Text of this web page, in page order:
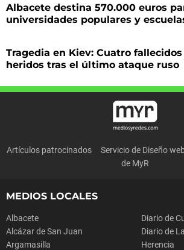
Albacete destina 570.000 euros
universidades populares y
Tragedia en Kiev: Cuatro
heridos tras el último ataque ruso
Artículos patrocinados Servicio de Diseño web
de MyR
MEDIOS LOCALES
Albacete
Alcázar de San Juan
Argamasilla
Diario de
Diario de
Herencia